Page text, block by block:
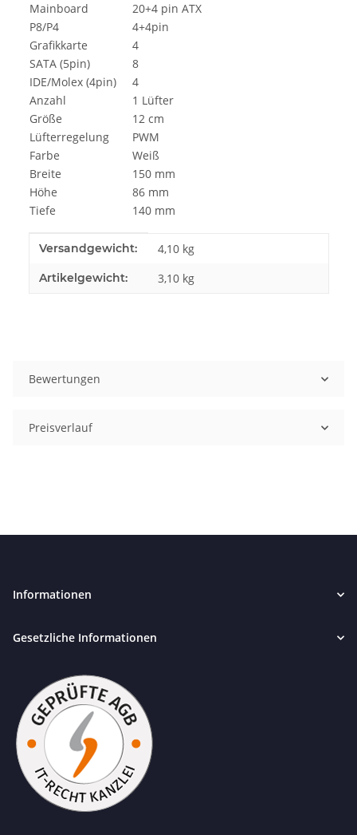
Mainboard
20+4 pin ATX
P8/P4
4+4pin
Grafikkarte
4
SATA (5pin)
8
IDE/Molex (4pin)
4
Anzahl
1 Lüfter
Größe
12 cm
Lüfterregelung
PWM
Farbe
Weiß
Breite
150 mm
Höhe
86 mm
Tiefe
140 mm
Produkteigenschaft
Wert
Versandgewicht: 4,10 kg
Artikelgewicht: 3,10 kg
Bewertungen
Preisverlauf
Informationen
Gesetzliche Informationen